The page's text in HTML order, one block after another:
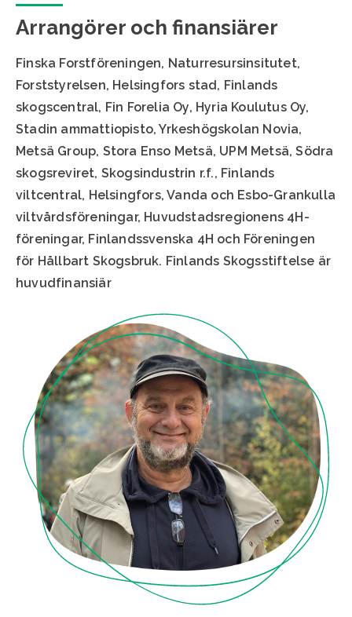
Arrangörer och finansiärer
Finska Forstföreningen, Naturresursinsitutet,
Forststyrelsen, Helsingfors stad, Finlands
skogscentral, Fin Forelia Oy, Hyria Koulutus Oy,
Stadin ammattiopisto, Yrkeshögskolan Novia,
Metsä Group, Stora Enso Metsä, UPM Metsä, Södra
skogsreviret, Skogsindustrin r.f., Finlands
viltcentral, Helsingfors, Vanda och Esbo-Grankulla
viltvårdsföreningar, Huvudstadsregionens 4H-
föreningar, Finlandssvenska 4H och Föreningen
för Hållbart Skogsbruk. Finlands Skogsstiftelse är
huvudfinansiär